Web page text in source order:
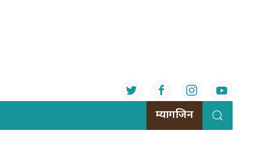
म्यागजिन